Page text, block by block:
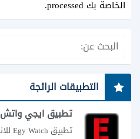
الخاصة بك processed
.
التطبيقات الرائجة
تطبيق ايجي واتش
تطبيق Egy Watch للاندرويد